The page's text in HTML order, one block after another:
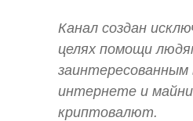
Канал создан
целях помощи
заинтересованным
интернете и
криптовалют.